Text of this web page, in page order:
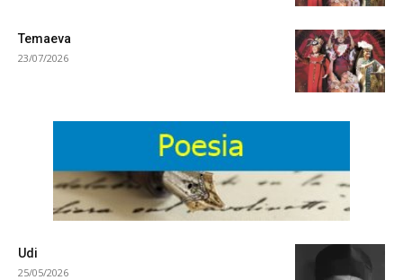
Temaeva
23/07/2026
.
Udi
25/05/2026